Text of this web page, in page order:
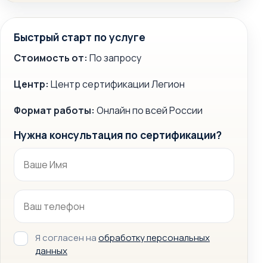
Быстрый старт по услуге
Стоимость от: По запросу
Центр: Центр сертификации Легион
Формат работы: Онлайн по всей России
Нужна консультация по сертификации?
Я согласен наобработку персональных
данных